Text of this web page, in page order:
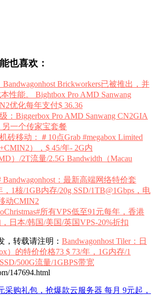
也喜欢：
Brickworkers已被推出，并
性能。 Bightbox Pro AMD Sanwang
优化每年支付$ 36.36
：Biggerbox Pro AMD Sanwang CN2GIA
一个传家宝套餐
砖移动：＃10点Grab #megabox Limited
），$ 45/年- 2G内
）/2T流量/2.5G Bandwidth（Macau
Bandwagonhost：最新高端网络特价套
1核/1GB内存/20g SSD/1TB@1Gbps，电
动CMIN2
所有VPS低至91元每年，香港
日本/韩国/美国/英国VPS-20%折扣
，转载请注明： Bandwagonhost Tiler：日
）的特价价格73 $ 73/年，1G内存/1
500G流量/1GBPS带宽
147694.html
采购礼包，抢爆款云服务器 每月 9元起，